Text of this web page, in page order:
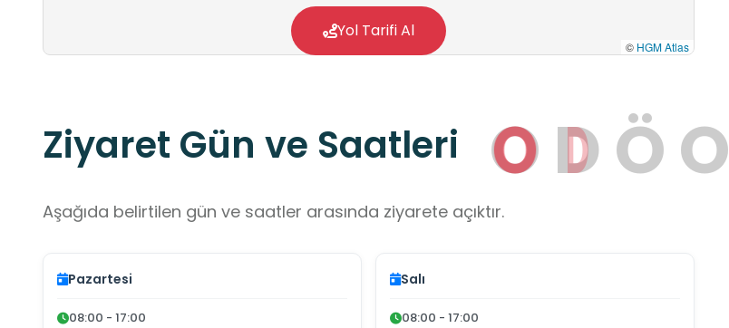
O DÖO
© HGM Atlas
Yol Tarifi Al
Ziyaret Gün ve Saatleri
Aşağıda belirtilen gün ve saatler arasında ziyarete açıktır.
Pazartesi
08:00 - 17:00
Salı
08:00 - 17:00